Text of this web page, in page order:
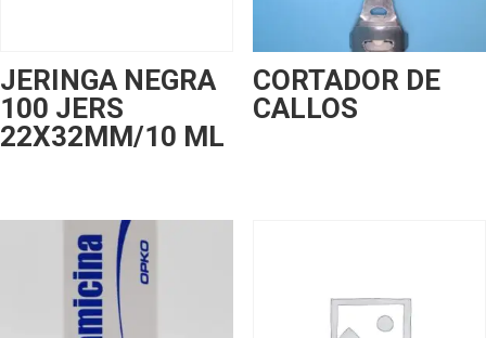
JERINGA NEGRA
100 JERS
22X32MM/10 ML
CORTADOR DE
CALLOS